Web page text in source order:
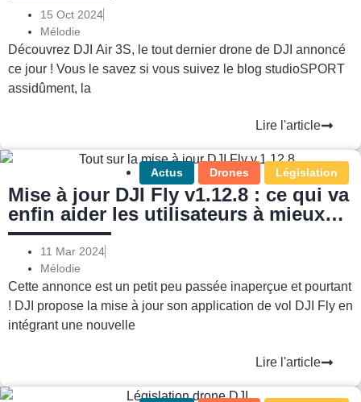
15 Oct 2024
Mélodie
Découvrez DJI Air 3S, le tout dernier drone de DJI annoncé
ce jour ! Vous le savez si vous suivez le blog studioSPORT
assidûment, la
Lire l'article
Actus Drones Législation
Mise à jour DJI Fly v1.12.8 : ce qui va
enfin aider les utilisateurs à mieux
comprendre la loi drone
11 Mar 2024
Mélodie
Cette annonce est un petit peu passée inaperçue et pourtant
! DJI propose la mise à jour son application de vol DJI Fly en
intégrant une nouvelle
Lire l'article